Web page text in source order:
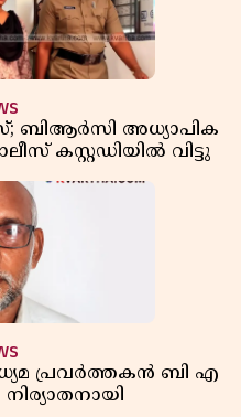
ബിആർസി അധ്യാപിക
കസ്റ്റഡിയിൽ വിട്ടു
പ്രവർത്തകൻ ബി എ